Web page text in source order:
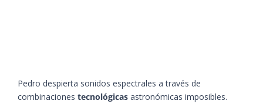
Pedro despierta sonidos espectrales a través de
combinaciones tecnológicas astronómicas imposibles.